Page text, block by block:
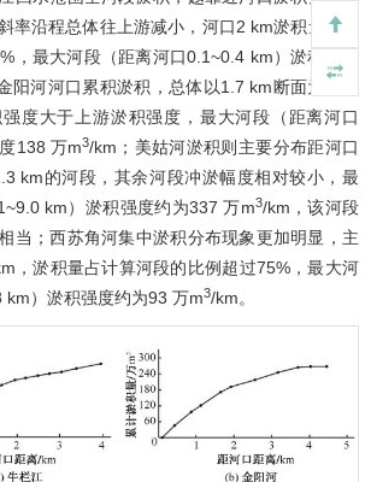
率沿程总体往上游减小，河口2 km淤积量约占
，最大河段（距离河口0.1~0.4 km）淤积强度
阳河河口累积淤积，总体以1.7 km断面为临界
度大于上游淤积强度，最大河段（距离河口
138 万m3/km；美姑河淤积则主要分布距河口
km的河段，其余河段冲淤幅度相对较小，最
km）淤积强度约为337 万m3/km，该河段
当；西苏角河集中淤积分布现象更加明显，主
，淤积量占计算河段的比例超过75%，最大河
）淤积强度约为93 万m3/km。